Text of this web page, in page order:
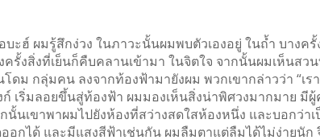
บะฮ์ ผมรู้สึกง่วง ในภาวะนั้นผมพบตัวเองอยู่ ในถ้ำ บาง
รั้งสิ่งที่เย็นก็คืบคลานเข้ามา ในจิตใจ จากนั้นผมเห็นส
ดม กลุ่มคน ลงจากท้องฟ้ามายังผม พวกเขากล่าวว่า “
ก์ เริ่มลอยขึ้นสู่ท้องฟ้า ผมมองเห็นสิ่งน่าพิศวงมากมาย
นเขาพาผมไปยังห้องที่สว่างสดใสห้องหนึ่ง และบอกว่า
อกได้ และมีแสงสีฟ้าเช่นกัน ผมลืมตาแต่ลืมได้ไม่ง่ายนั